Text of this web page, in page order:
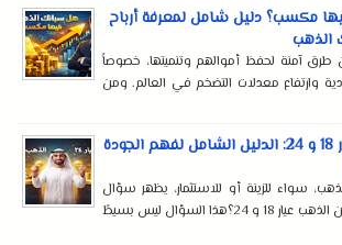
مكسب؟ دليل شامل لمعرفة أرباح
الذهب
طرق آمنة لحفظ أموالهم وتنميتها، خصوصاً
وارتفاع معدلات التضخم في العالم. ومن
الفرق بين الذهب عيار 18 و 24: الدليل الشامل لفهم الجودة
سواء للزينة أو للاستثمار، يظهر سؤال
مهم جدًا: ما هو الفرق بين الذهب عيار 18 و 24؟هذا السؤال ليس بسيطً